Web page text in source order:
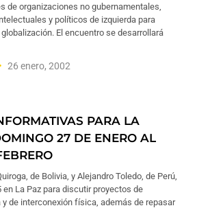
de organizaciones no gubernamentales,
y políticos de izquierda para
El encuentro se desarrollará
26 enero, 2002
PARA LA
27 DE ENERO AL
de Bolivia, y Alejandro Toledo, de Perú,
en La Paz para discutir proyectos de
de interconexión física, además de repasar